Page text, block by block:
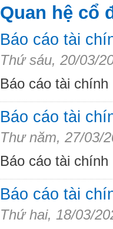
Quan hệ cổ
Báo cáo tài
Thứ sáu, 20/03/
Báo cáo tài
Báo cáo tài
Thư năm, 27/03/
Báo cáo tài
Báo cáo tài
Thứ hai, 18/03/